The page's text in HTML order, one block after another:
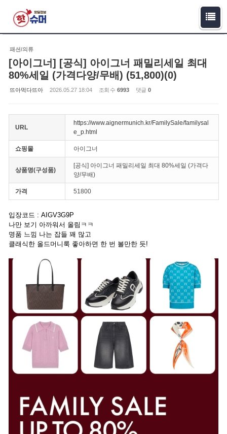
패션/의류
[아이그너] [공식] 아이그너 패밀리세일 최대
80%세일 (가격다양/무배) (51,800)(0)
뜨아먹다뜨아 2026.05.27 18:04 조회 수 6993 댓글 0
URL
https://www.aignermunich.kr/FamilySale/familysal
e_p.html
쇼핑몰 아이그너
상품명(구성품)
[공식] 아이그너 패밀리세일 최대 80%세일 (가격다
양/무배)
가격 51800
입장코드 : AIGV3G9P
나만 보기 아까워서 올림ㅋㅋ
명품 느낌 나는 잡들 꽤 많고
클래식한 올드머니룩 좋아하면 한 번 볼만한 듯!